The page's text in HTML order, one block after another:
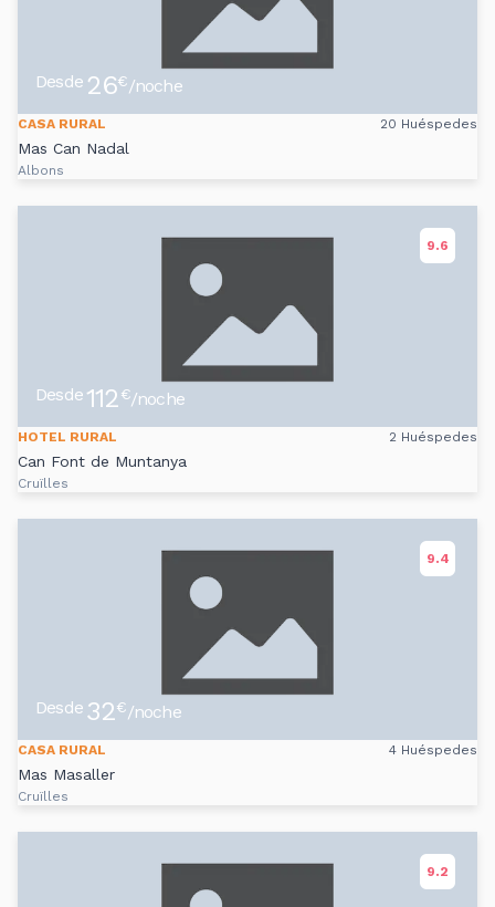
Desde 26€/noche
CASA RURAL 20 Huéspedes
Mas Can Nadal
Albons
9.6
Desde 112€/noche
HOTEL RURAL 2 Huéspedes
Can Font de Muntanya
Cruïlles
9.4
Desde 32€/noche
CASA RURAL 4 Huéspedes
Mas Masaller
Cruïlles
9.2